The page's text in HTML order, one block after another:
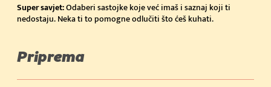
Super savjet:Odaberi sastojke koje već imaš i saznaj koji ti
nedostaju. Neka ti to pomogne odlučiti što ćeš kuhati.
Priprema